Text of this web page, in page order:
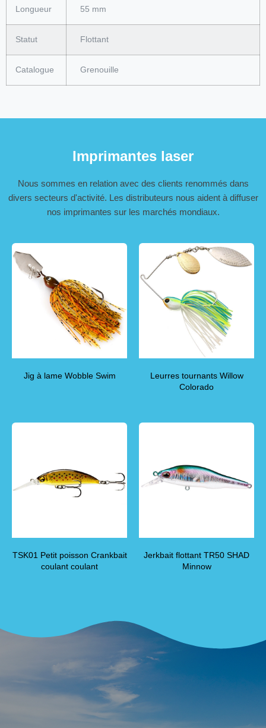
Longueur 55 mm
Statut Flottant
Catalogue Grenouille
Imprimantes laser
Nous sommes en relation avec des clients renommés dans
divers secteurs d'activité. Les distributeurs nous aident à diffuser
nos imprimantes sur les marchés mondiaux.
Jig à lame Wobble Swim
Leurres tournants Willow
Colorado
TSK01 Petit poisson Crankbait
coulant coulant
Jerkbait flottant TR50 SHAD
Minnow